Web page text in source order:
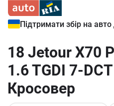
Підтримати збір на
18 Jetour X70
1.6 TGDI 7-
Кросовер